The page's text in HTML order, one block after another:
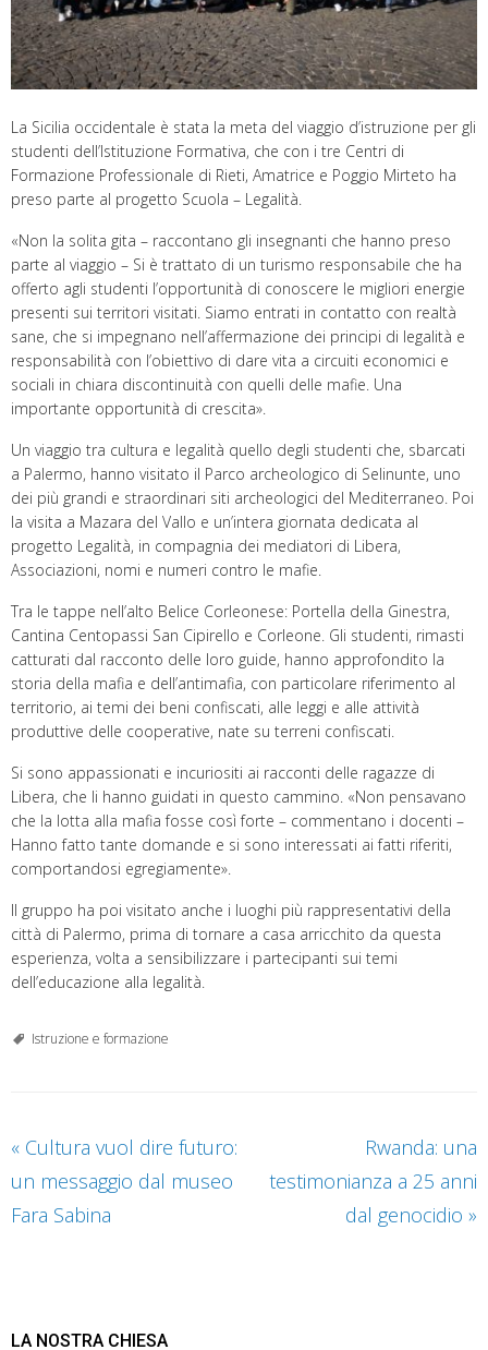
La Sicilia occidentale è stata la meta del viaggio d’istruzione per gli
studenti dell’Istituzione Formativa, che con i tre Centri di
Formazione Professionale di Rieti, Amatrice e Poggio Mirteto ha
preso parte al progetto Scuola – Legalità.
«Non la solita gita – raccontano gli insegnanti che hanno preso
parte al viaggio – Si è trattato di un turismo responsabile che ha
offerto agli studenti l’opportunità di conoscere le migliori energie
presenti sui territori visitati. Siamo entrati in contatto con realtà
sane, che si impegnano nell’affermazione dei principi di legalità e
responsabilità con l’obiettivo di dare vita a circuiti economici e
sociali in chiara discontinuità con quelli delle mafie. Una
importante opportunità di crescita».
Un viaggio tra cultura e legalità quello degli studenti che, sbarcati
a Palermo, hanno visitato il Parco archeologico di Selinunte, uno
dei più grandi e straordinari siti archeologici del Mediterraneo. Poi
la visita a Mazara del Vallo e un’intera giornata dedicata al
progetto Legalità, in compagnia dei mediatori di Libera,
Associazioni, nomi e numeri contro le mafie.
Tra le tappe nell’alto Belice Corleonese: Portella della Ginestra,
Cantina Centopassi San Cipirello e Corleone. Gli studenti, rimasti
catturati dal racconto delle loro guide, hanno approfondito la
storia della mafia e dell’antimafia, con particolare riferimento al
territorio, ai temi dei beni confiscati, alle leggi e alle attività
produttive delle cooperative, nate su terreni confiscati.
Si sono appassionati e incuriositi ai racconti delle ragazze di
Libera, che li hanno guidati in questo cammino. «Non pensavano
che la lotta alla mafia fosse così forte – commentano i docenti –
Hanno fatto tante domande e si sono interessati ai fatti riferiti,
comportandosi egregiamente».
Il gruppo ha poi visitato anche i luoghi più rappresentativi della
città di Palermo, prima di tornare a casa arricchito da questa
esperienza, volta a sensibilizzare i partecipanti sui temi
dell’educazione alla legalità.
Istruzione e formazione
« Cultura vuol dire futuro:
un messaggio dal museo
Fara Sabina
Rwanda: una
testimonianza a 25 anni
dal genocidio »
LA NOSTRA CHIESA